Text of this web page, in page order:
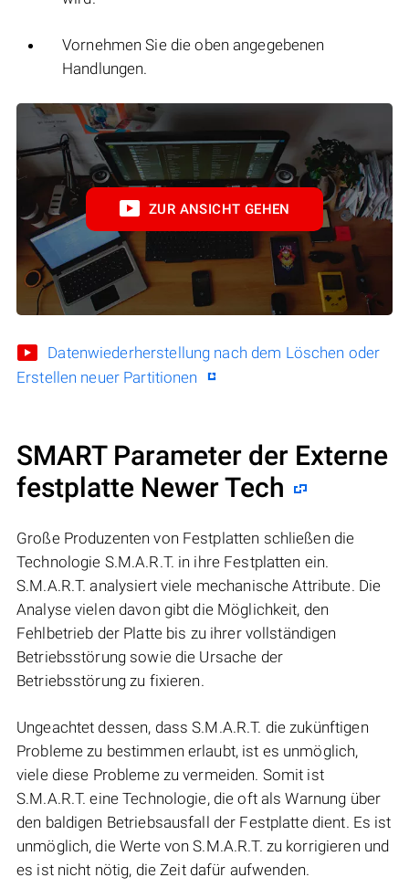
Vornehmen Sie die oben angegebenen
Handlungen.
ZUR ANSICHT GEHEN
Datenwiederherstellung nach dem Löschen oder
Erstellen neuer Partitionen
SMART Parameter der Externe
festplatte Newer Tech
Große Produzenten von Festplatten schließen die
Technologie S.M.A.R.T. in ihre Festplatten ein.
S.M.A.R.T. analysiert viele mechanische Attribute. Die
Analyse vielen davon gibt die Möglichkeit, den
Fehlbetrieb der Platte bis zu ihrer vollständigen
Betriebsstörung sowie die Ursache der
Betriebsstörung zu fixieren.
Ungeachtet dessen, dass S.M.A.R.T. die zukünftigen
Probleme zu bestimmen erlaubt, ist es unmöglich,
viele diese Probleme zu vermeiden. Somit ist
S.M.A.R.T. eine Technologie, die oft als Warnung über
den baldigen Betriebsausfall der Festplatte dient. Es ist
unmöglich, die Werte von S.M.A.R.T. zu korrigieren und
es ist nicht nötig, die Zeit dafür aufwenden.